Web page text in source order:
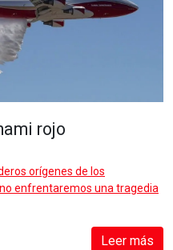
rojo
orígenes de los
enfrentaremos una tragedia
Leer más